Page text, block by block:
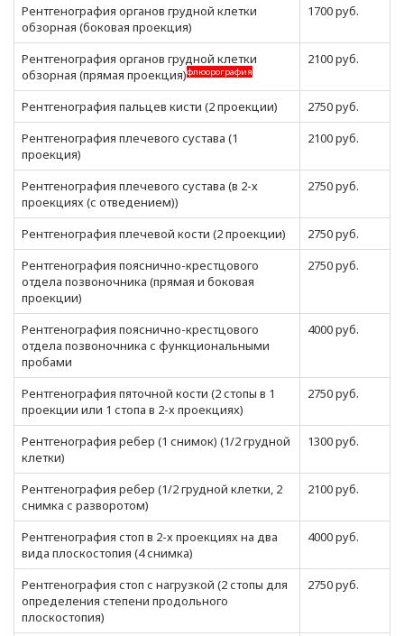
Рентгенография органов грудной клетки
обзорная (боковая проекция)
1700 руб.
Рентгенография органов грудной клетки
обзорная (прямая проекция)флюорография
2100 руб.
Рентгенография пальцев кисти (2 проекции)
2750 руб.
Рентгенография плечевого сустава (1
проекция)
2100 руб.
Рентгенография плечевого сустава (в 2-х
проекциях (с отведением))
2750 руб.
Рентгенография плечевой кости (2 проекции)
2750 руб.
Рентгенография пояснично-крестцового
отдела позвоночника (прямая и боковая
проекции)
2750 руб.
Рентгенография пояснично-крестцового
отдела позвоночника с функциональными
пробами
4000 руб.
Рентгенография пяточной кости (2 стопы в 1
проекции или 1 стопа в 2-х проекциях)
2750 руб.
Рентгенография ребер (1 снимок) (1/2 грудной
клетки)
1300 руб.
Рентгенография ребер (1/2 грудной клетки, 2
снимка с разворотом)
2100 руб.
Рентгенография стоп в 2-х проекциях на два
вида плоскостопия (4 снимка)
4000 руб.
Рентгенография стоп с нагрузкой (2 стопы для
определения степени продольного
плоскостопия)
2750 руб.